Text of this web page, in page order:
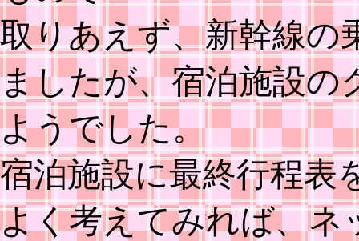
取りあえず、新幹線の
ましたが、宿泊施設の
ようでした。
宿泊施設に最終行程表
よく考えてみれば、ネ